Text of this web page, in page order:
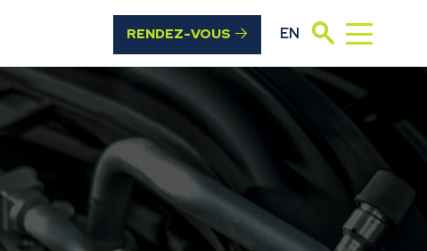
RENDEZ-VOUS EN Rechercher